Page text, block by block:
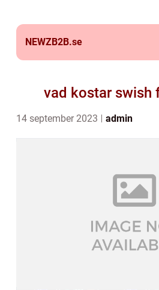
NEWZB2B.se
vad kostar swish
14 september 2023 admin